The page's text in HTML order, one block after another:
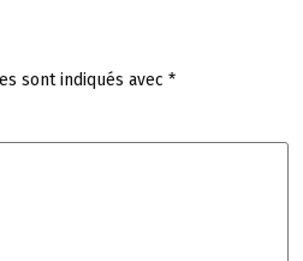
sont indiqués avec *